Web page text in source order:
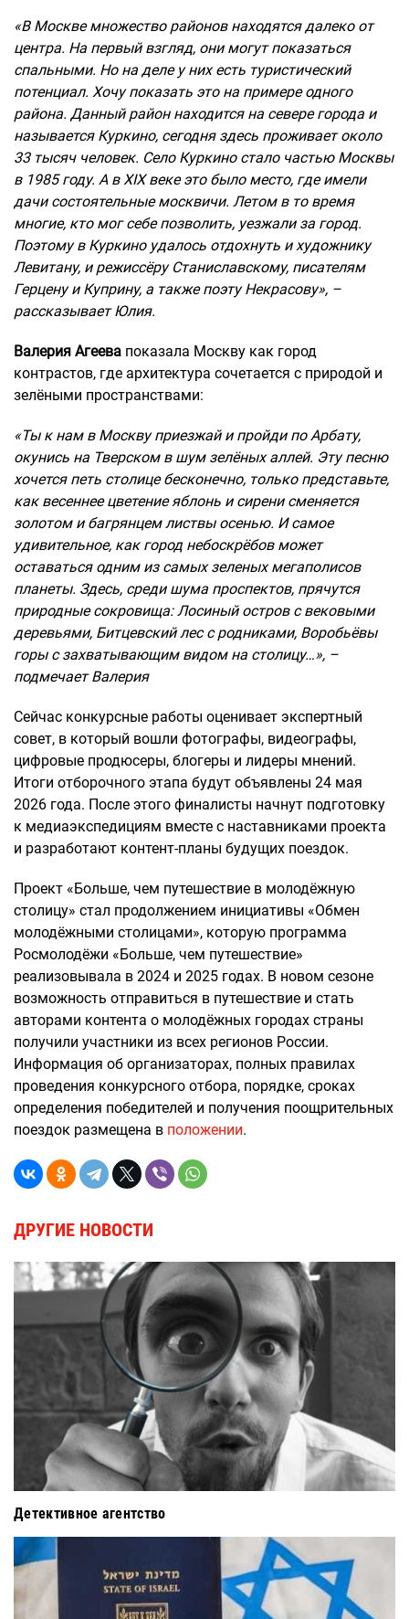
«В Москве множество районов находятся далеко от
центра. На первый взгляд, они могут показаться
спальными. Но на деле у них есть туристический
потенциал. Хочу показать это на примере одного
района. Данный район находится на севере города и
называется Куркино, сегодня здесь проживает около
33 тысяч человек. Село Куркино стало частью Москвы
в 1985 году. А в XIX веке это было место, где имели
дачи состоятельные москвичи. Летом в то время
многие, кто мог себе позволить, уезжали за город.
Поэтому в Куркино удалось отдохнуть и художнику
Левитану, и режиссёру Станиславскому, писателям
Герцену и Куприну, а также поэту Некрасову», –
рассказывает Юлия.
Валерия Агеева показала Москву как город
контрастов, где архитектура сочетается с природой и
зелёными пространствами:
«Ты к нам в Москву приезжай и пройди по Арбату,
окунись на Тверском в шум зелёных аллей. Эту песню
хочется петь столице бесконечно, только представьте,
как весеннее цветение яблонь и сирени сменяется
золотом и багрянцем листвы осенью. И самое
удивительное, как город небоскрёбов может
оставаться одним из самых зеленых мегаполисов
планеты. Здесь, среди шума проспектов, прячутся
природные сокровища: Лосиный остров с вековыми
деревьями, Битцевский лес с родниками, Воробьёвы
горы с захватывающим видом на столицу…», –
подмечает Валерия
Сейчас конкурсные работы оценивает экспертный
совет, в который вошли фотографы, видеографы,
цифровые продюсеры, блогеры и лидеры мнений.
Итоги отборочного этапа будут объявлены 24 мая
2026 года. После этого финалисты начнут подготовку
к медиаэкспедициям вместе с наставниками проекта
и разработают контент-планы будущих поездок.
Проект «Больше, чем путешествие в молодёжную
столицу» стал продолжением инициативы «Обмен
молодёжными столицами», которую программа
Росмолодёжи «Больше, чем путешествие»
реализовывала в 2024 и 2025 годах. В новом сезоне
возможность отправиться в путешествие и стать
авторами контента о молодёжных городах страны
получили участники из всех регионов России.
Информация об организаторах, полных правилах
проведения конкурсного отбора, порядке, сроках
определения победителей и получения поощрительных
поездок размещена в положении.
ДРУГИЕ НОВОСТИ
Детективное агентство